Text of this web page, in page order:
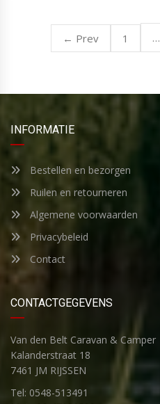
← Prev 1 …
INFORMATIE
Bestellen en bezorgen
Ruilen en retourneren
Algemene voorwaarden
Privacybeleid
Contact
CONTACTGEGEVENS
Van den Belt Caravan & Camper
Kalanderstraat 18
7461 JM RIJSSEN
Tel: 0548-513491